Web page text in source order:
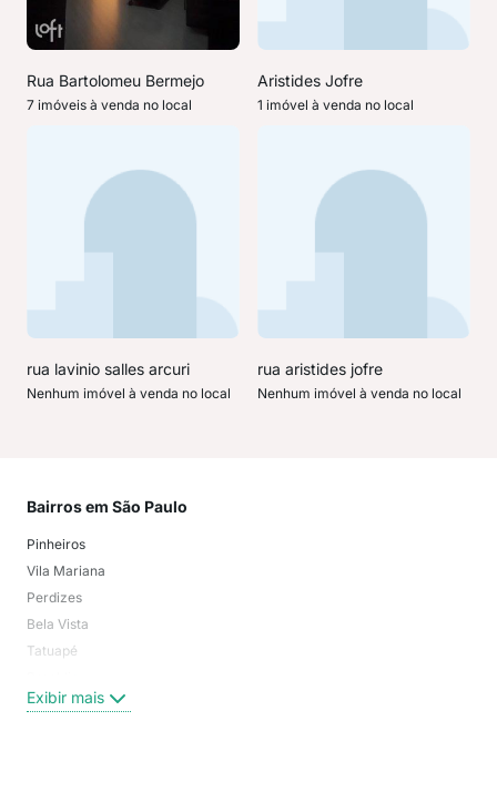
Rua Bartolomeu Bermejo
7 imóveis à venda no local
Aristides Jofre
1 imóvel à venda no local
rua lavinio salles arcuri
Nenhum imóvel à venda no local
rua aristides jofre
Nenhum imóvel à venda no local
Bairros em São Paulo
Pinheiros
Vila Mariana
Perdizes
Bela Vista
Tatuapé
Centro
Exibir mais